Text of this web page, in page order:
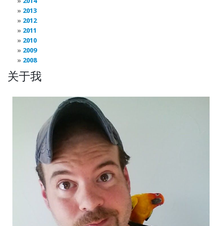
2013
2012
2011
2010
2009
2008
关于我